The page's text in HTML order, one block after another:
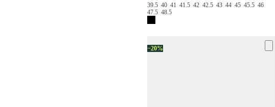
39.5 40 41 41.5 42 42.5 43 44 45 45.5 46
47.5 48.5
−20%